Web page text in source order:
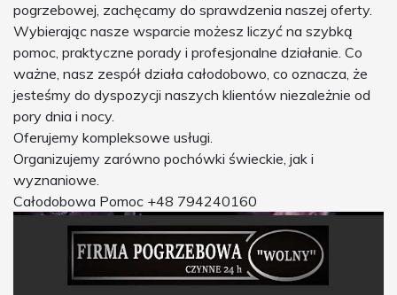
pogrzebowej, zachęcamy do sprawdzenia naszej oferty.
Wybierając nasze wsparcie możesz liczyć na szybką
pomoc, praktyczne porady i profesjonalne działanie. Co
ważne, nasz zespół działa całodobowo, co oznacza, że
jesteśmy do dyspozycji naszych klientów niezależnie od
pory dnia i nocy.
Oferujemy kompleksowe usługi.
Organizujemy zarówno pochówki świeckie, jak i
wyznaniowe.
Całodobowa Pomoc +48 794240160